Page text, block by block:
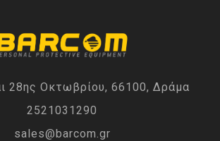
28ης Οκτωβρίου, 66100, Δράμα
2521031290
sales@barcom.gr